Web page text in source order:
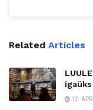
Related Articles
12.